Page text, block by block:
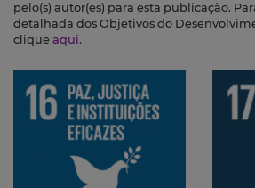
pelo(s) autor(es) para esta publicação.
detalhada dos Objetivos do
clique aqui.